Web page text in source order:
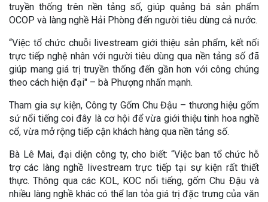
truyền thống trên nền tảng số, giúp quảng bá sản phẩm
OCOP và làng nghề Hải Phòng đến người tiêu dùng cả nước.
“Việc tổ chức chuỗi livestream giới thiệu sản phẩm, kết nối
trực tiếp nghệ nhân với người tiêu dùng qua nền tảng số đã
giúp mang giá trị truyền thống đến gần hơn với công chúng
theo cách hiện đại" – bà Phượng nhấn mạnh.
Tham gia sự kiện, Công ty Gốm Chu Đậu – thương hiệu gốm
sứ nổi tiếng coi đây là cơ hội để vừa giới thiệu tinh hoa nghề
cổ, vừa mở rộng tiếp cận khách hàng qua nền tảng số.
Bà Lê Mai, đại diện công ty, cho biết: “Việc ban tổ chức hỗ
trợ các làng nghề livestream trực tiếp tại sự kiện rất thiết
thực. Thông qua các KOL, KOC nổi tiếng, gốm Chu Đậu và
nhiều làng nghề khác có thể lan tỏa giá trị đặc trưng của văn